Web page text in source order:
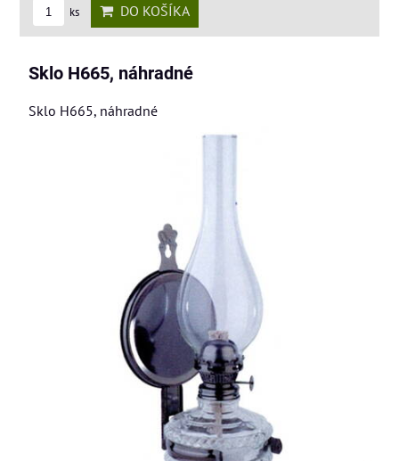
ks DO KOŠÍKA
Sklo H665, náhradné
Sklo H665, náhradné